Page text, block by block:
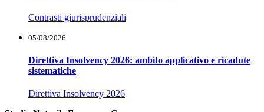
Contrasti giurisprudenziali
05/08/2026
Direttiva Insolvency 2026: ambito applicativo e ricadute
sistematiche
Direttiva Insolvency 2026